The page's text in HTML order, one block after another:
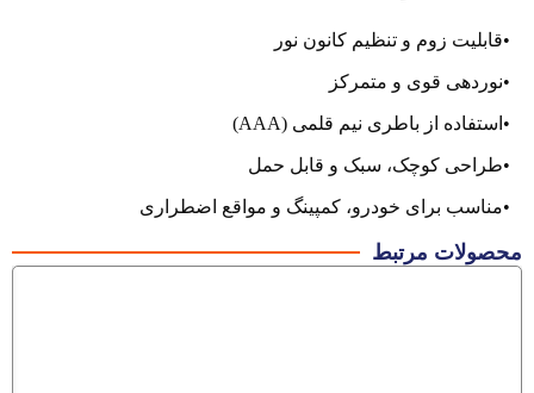
•قابلیت زوم و تنظیم کانون نور
•نوردهی قوی و متمرکز
•استفاده از باطری نیم قلمی (AAA)
•طراحی کوچک، سبک و قابل حمل
•مناسب برای خودرو، کمپینگ و مواقع اضطراری
محصولات مرتبط